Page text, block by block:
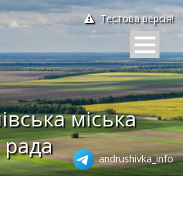
Тестова версія!
міська
рада
andrushivka_info